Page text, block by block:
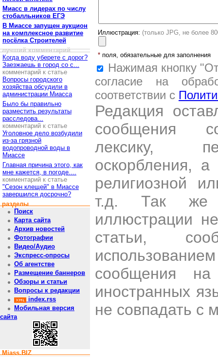
Миасс в лидерах по числу
стобалльников ЕГЭ
В Миассе запущен аукцион
на комплексное развитие
посёлка Строителей
лучший комментарий
Когда воду уберете с дорог?
Заезжаешь в город со с...
комментарий к статье
Вопросы городского
хозяйства обсудили в
администрации Миасса
Было бы правильно
разместить результаты
расследова...
комментарий к статье
Уголовное дело возбудили
из-за грязной
водопроводной воды в
Миассе
Главная причина этого, как
мне кажется, в погоде....
комментарий к статье
"Сезон клещей" в Миассе
завершился досрочно?
разделы
Поиск
Карта сайта
Архив новостей
Фотографии
Видео/Аудио
Экспресс-опросы
Об агентстве
Размещение баннеров
Обзоры и статьи
Вопросы к редакции
index.rss
Мобильная версия
сайта
Miass.BIZ
Иллюстрация: (только JPG, не более
* поля, обязательные для заполнения
Нажимая кнопку
согласие на
соответствии с
Редакция
сообщения
лексику,
оскорбления,
религиозной
т.д. Так же
иллюстрации
статьи,
сообщения
иностранных
не совпадать с